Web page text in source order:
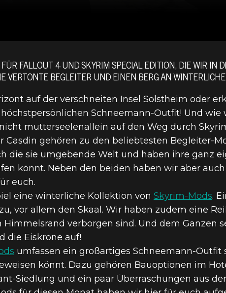
4 &
–
FALLOUT 4 UND SKYRIM SPECIAL EDITION, DIE WIR IN
VERTONTE BEGLEITER UND EINEN BERG AN
auf der verschneiten Insel Solstheim oder
Schneemann-Outfit! Und wie
mutterseelenallein auf den Weg durch
Casdin gehören zu den beliebtesten Begleiter-
die sie umgebende Welt und haben ihre ganz
könnt. Neben den beiden haben wir aber
euch.
eine winterliche Kollektion von Skyrim-Mods.
vor allem den Skaal. Wir haben zudem eine
Himmelsrand verborgen sind. Und dem Ganzen
die Eiskrone auf!
umfassen ein großartiges Schneemann-
könnt. Dazu gehören Bauoptionen im
Siedlung und ein paar Überraschungen aus